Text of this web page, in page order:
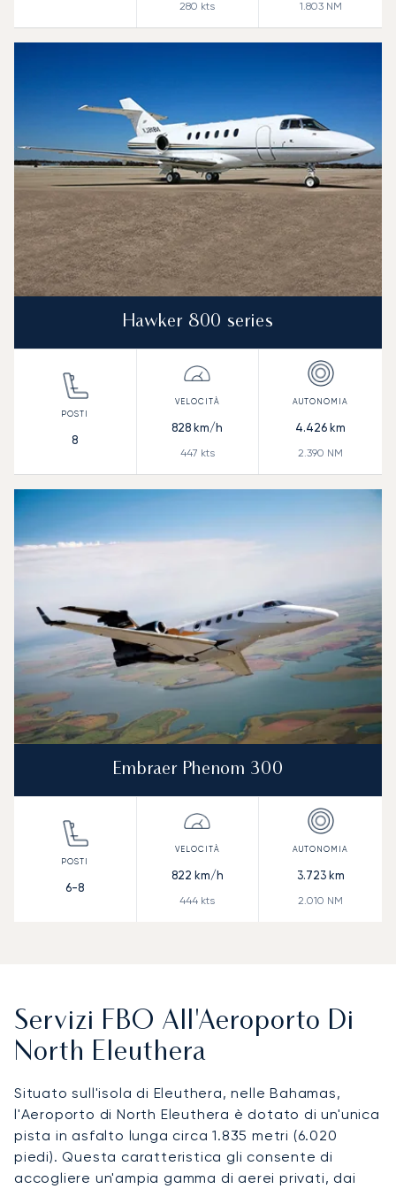
280 kts 1.803NM
Hawker 800 series
8
828 km/h
447 kts
4.426 km
2.390 NM
Embraer Phenom 300
6-8
822 km/h
444 kts
3.723km
2.010 NM
Servizi FBO All'Aeroporto Di
North Eleuthera
Situato sull'isola di Eleuthera, nelle Bahamas,
l'Aeroporto di North Eleuthera è dotato di un'unica
pista in asfalto lunga circa 1.835 metri (6.020
piedi). Questa caratteristica gli consente di
accogliere un'ampia gamma di aerei privati, dai